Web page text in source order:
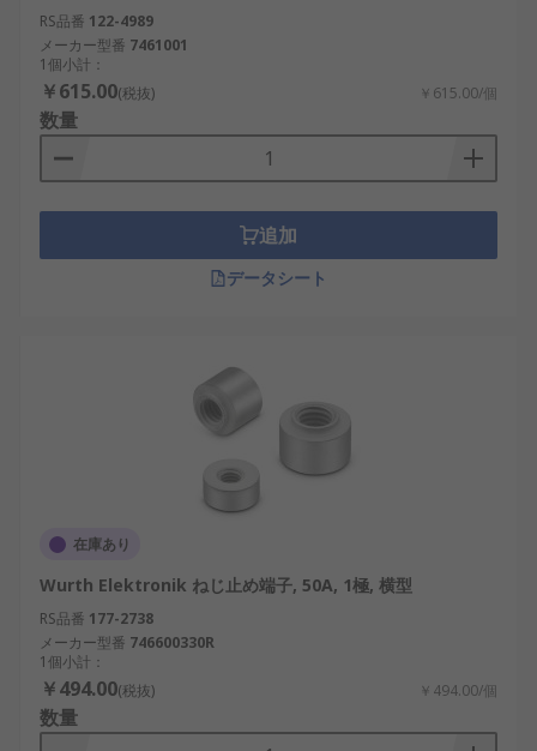
RS品番 122-4989
メーカー型番 7461001
1個小計：
￥615.00(税抜) ￥615.00/個
数量
追加
データシート
在庫あり
Wurth Elektronik ねじ止め端子, 50A, 1極, 横型
RS品番 177-2738
メーカー型番 746600330R
1個小計：
￥494.00(税抜) ￥494.00/個
数量